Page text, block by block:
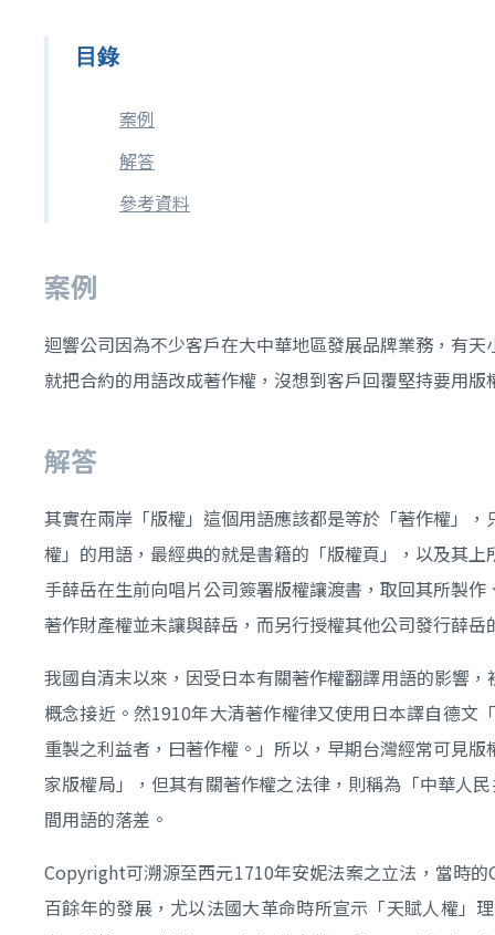
目錄
案例
解答
參考資料
案例
迴響公司因為不少客戶在大中華地區發展品牌業務，有
就把合約的用語改成著作權，沒想到客戶回覆堅持要用
解答
其實在兩岸「版權」這個用語應該都是等於「著作權」
權」的用語，最經典的就是書籍的「版權頁」，以及其
手薛岳在生前向唱片公司簽署版權讓渡書，取回其所製
著作財產權並未讓與薛岳，而另行授權其他公司發行薛
我國自清末以來，因受日本有關著作權翻譯用語的影響
概念接近。然1910年大清著作權律又使用日本譯自德
重製之利益者，曰著作權。」所以，早期台灣經常可見
家版權局」，但其有關著作權之法律，則稱為「中華人
間用語的落差。
Copyright可溯源至西元1710年安妮法案之立法，當時
百餘年的發展，尤以法國大革命時所宣示「天賦人權」